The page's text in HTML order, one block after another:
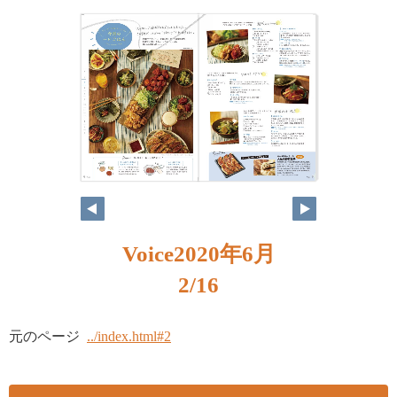
2 3
Voice2020年6月
2/16
元のページ ../index.html#2